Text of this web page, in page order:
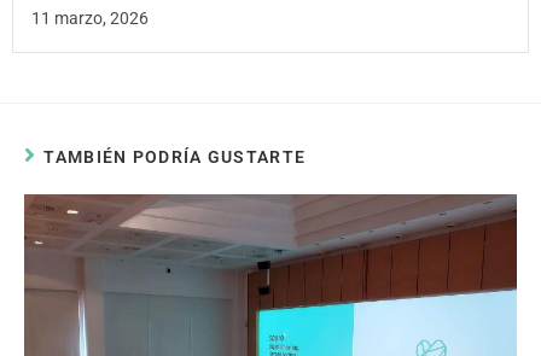
11 marzo, 2026
TAMBIÉN PODRÍA GUSTARTE